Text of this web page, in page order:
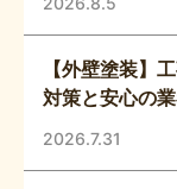
【外壁塗装】
対策と安心の
2026.7.31